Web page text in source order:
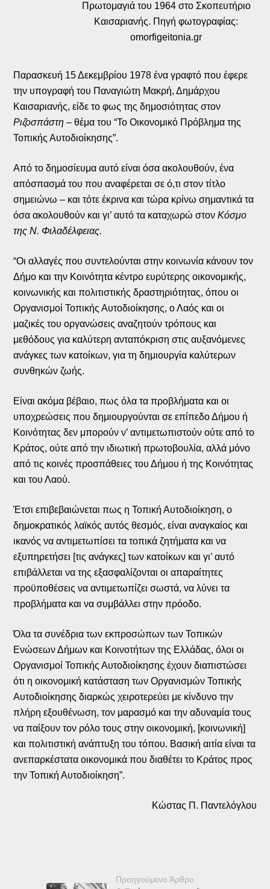
Πρωτομαγιά του 1964 στο Σκοπευτήριο
Καισαριανής. Πηγή φωτογραφίας:
omorfigeitonia.gr
Παρασκευή 15 Δεκεμβρίου 1978 ένα γραφτό που έφερε
την υπογραφή του Παναγιώτη Μακρή, Δημάρχου
Καισαριανής, είδε το φως της δημοσιότητας στον
Ριζοσπάστη – θέμα του “Το Οικονομικό Πρόβλημα της
Τοπικής Αυτοδιοίκησης”.
Από το δημοσίευμα αυτό είναι όσα ακολουθούν, ένα
απόσπασμά του που αναφέρεται σε ό,τι στον τίτλο
σημειώνω – και τότε έκρινα και τώρα κρίνω σημαντικά τα
όσα ακολουθούν και γι’ αυτό τα καταχωρώ στονΚόσμο
της Ν. Φιλαδέλφειας.
“Οι αλλαγές που συντελούνται στην κοινωνία κάνουν τον
Δήμο και την Κοινότητα κέντρο ευρύτερης οικονομικής,
κοινωνικής και πολιτιστικής δραστηριότητας, όπου οι
Οργανισμοί Τοπικής Αυτοδιοίκησης, ο Λαός και οι
μαζικές του οργανώσεις αναζητούν τρόπους και
μεθόδους για καλύτερη ανταπόκριση στις αυξανόμενες
ανάγκες των κατοίκων, για τη δημιουργία καλύτερων
συνθηκών ζωής.
Είναι ακόμα βέβαιο, πως όλα τα προβλήματα και οι
υποχρεώσεις που δημιουργούνται σε επίπεδο Δήμου ή
Κοινότητας δεν μπορούν ν’ αντιμετωπιστούν ούτε από το
Κράτος, ούτε από την ιδιωτική πρωτοβουλία, αλλά μόνο
από τις κοινές προσπάθειες του Δήμου ή της Κοινότητας
και του Λαού.
Έτσι επιβεβαιώνεται πως η Τοπική Αυτοδιοίκηση, ο
δημοκρατικός λαϊκός αυτός θεσμός, είναι αναγκαίος και
ικανός να αντιμετωπίσει τα τοπικά ζητήματα και να
εξυπηρετήσει [τις ανάγκες] των κατοίκων και γι’ αυτό
επιβάλλεται να της εξασφαλίζονται οι απαραίτητες
προϋποθέσεις να αντιμετωπίζει σωστά, να λύνει τα
προβλήματα και να συμβάλλει στην πρόοδο.
Όλα τα συνέδρια των εκπροσώπων των Τοπικών
Ενώσεων Δήμων και Κοινοτήτων της Ελλάδας, όλοι οι
Οργανισμοί Τοπικής Αυτοδιοίκησης έχουν διαπιστώσει
ότι η οικονομική κατάσταση των Οργανισμών Τοπικής
Αυτοδιοίκησης διαρκώς χειροτερεύει με κίνδυνο την
πλήρη εξουθένωση, τον μαρασμό και την αδυναμία τους
να παίξουν τον ρόλο τους στην οικονομική, [κοινωνική]
και πολιτιστική ανάπτυξη του τόπου. Βασική αιτία είναι τα
ανεπαρκέστατα οικονομικά που διαθέτει το Κράτος προς
την Τοπική Αυτοδιοίκηση”.
Κώστας Π. Παντελόγλου
Προηγούμενο Άρθρο